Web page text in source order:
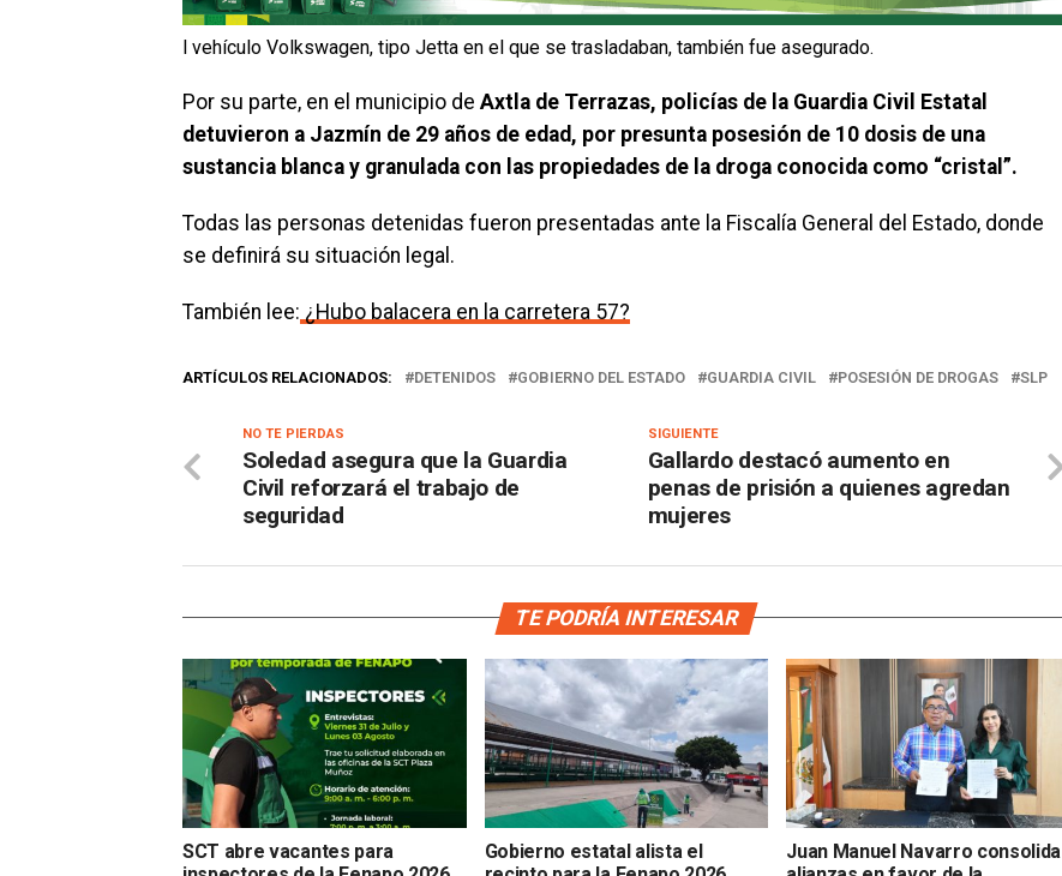
l vehículo Volkswagen, tipo Jetta en el que se trasladaban, también fue asegurado.
Por su parte, en el municipio de Axtla de Terrazas, policías de la Guardia Civil Estatal
detuvieron a Jazmín de 29 años de edad, por presunta posesión de 10 dosis de una
sustancia blanca y granulada con las propiedades de la droga conocida como “cristal”.
Todas las personas detenidas fueron presentadas ante la Fiscalía General del Estado, donde
se definirá su situación legal.
También lee: ¿Hubo balacera en la carretera 57?
ARTÍCULOS RELACIONADOS: DETENIDOS GOBIERNO DEL ESTADO GUARDIA CIVIL POSESIÓN DE DROGAS SLP
SIGUIENTE
Gallardo destacó aumento en
penas de prisión a quienes agredan
mujeres
NO TE PIERDAS
Soledad asegura que la Guardia
Civil reforzará el trabajo de
seguridad
TE PODRÍA INTERESAR
SCT abre vacantes para
Gobierno estatal alista el
Juan Manuel Navarro consolida